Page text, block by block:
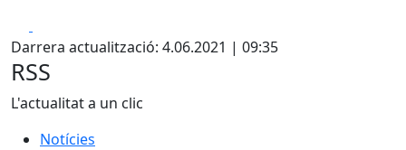
Darrera actualització: 4.06.2021 | 09:35
RSS
L'actualitat a un clic
Notícies